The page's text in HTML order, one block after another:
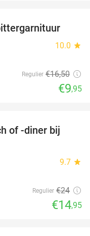
40%
10.0 star
Regulier €16,50
€9,95
38%
of -diner bij
9.7 star
Regulier €24
€14,95